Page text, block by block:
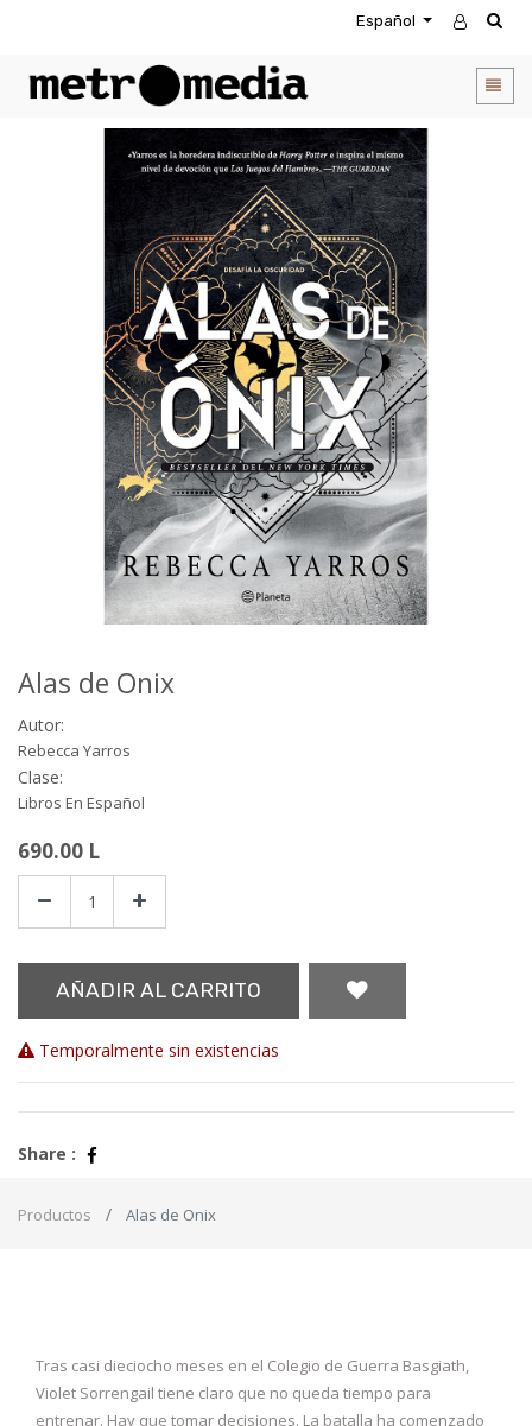
Español
Alas de Onix
Autor:
Rebecca Yarros
Clase:
Libros En Español
690.00 L
AÑADIR AL CARRITO
Temporalmente sin existencias
Share :
Productos Alas de Onix
Tras casi dieciocho meses en el Colegio de Guerra Basgiath,
Violet Sorrengail tiene claro que no queda tiempo para
entrenar. Hay que tomar decisiones. La batalla ha comenzado